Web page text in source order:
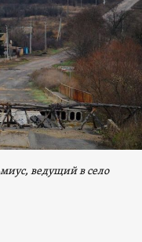
ведущий в село